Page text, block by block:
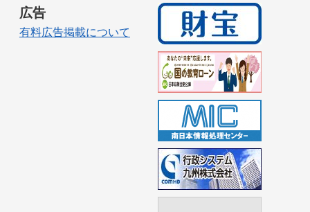
広告
有料広告掲載について